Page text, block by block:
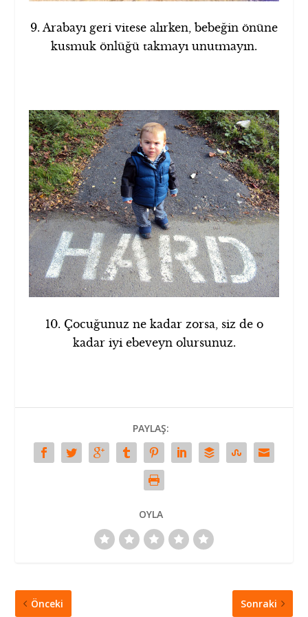
9. Arabayı geri vitese alırken, bebeğin önüne
kusmuk önlüğü takmayı unutmayın.
10. Çocuğunuz ne kadar zorsa, siz de o
kadar iyi ebeveyn olursunuz.
PAYLAŞ:
OYLA
Önceki Sonraki